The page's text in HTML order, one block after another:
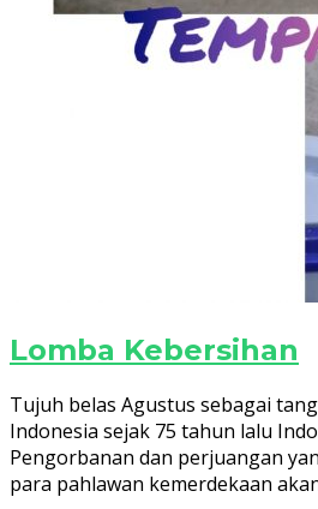
Lomba Kebersihan
Tujuh belas Agustus sebagai
Indonesia sejak 75 tahun lalu
Pengorbanan dan perjuangan
para pahlawan kemerdekaan